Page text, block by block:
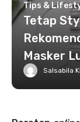
Tips &
Tetap
Masker
Salsabila